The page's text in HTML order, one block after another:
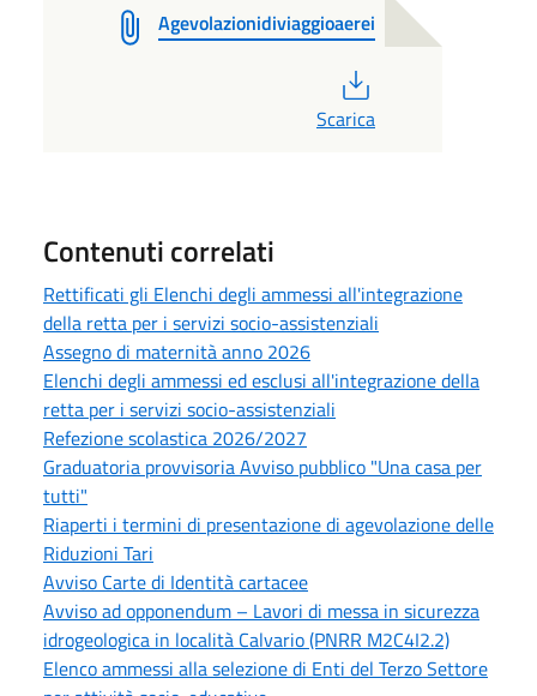
Agevolazionidiviaggioaerei
Scarica
Contenuti correlati
Rettificati gli Elenchi degli ammessi all'integrazione
della retta per i servizi socio-assistenziali
Assegno di maternità anno 2026
Elenchi degli ammessi ed esclusi all'integrazione della
retta per i servizi socio-assistenziali
Refezione scolastica 2026/2027
Graduatoria provvisoria Avviso pubblico "Una casa per
tutti"
Riaperti i termini di presentazione di agevolazione delle
Riduzioni Tari
Avviso Carte di Identità cartacee
Avviso ad opponendum – Lavori di messa in sicurezza
idrogeologica in località Calvario (PNRR M2C4I2.2)
Elenco ammessi alla selezione di Enti del Terzo Settore